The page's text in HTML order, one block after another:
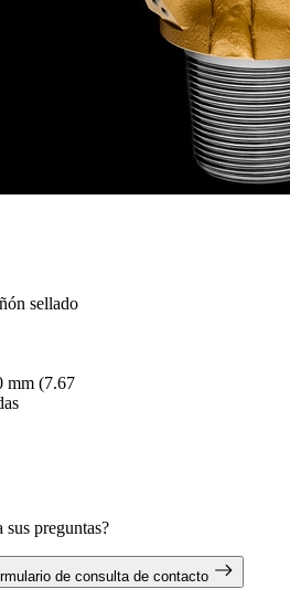
sellado
mm (7.67
sus preguntas?
de consulta de contacto